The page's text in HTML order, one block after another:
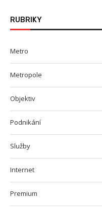
RUBRIKY
Metro
Metropole
Objektiv
Podnikání
Služby
Internet
Premium